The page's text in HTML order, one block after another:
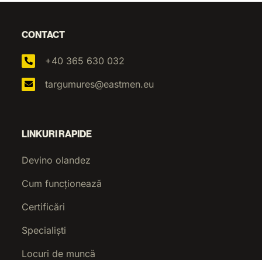
CONTACT
+40 365 630 032
targumures@eastmen.eu
LINKURI RAPIDE
Devino olandez
Cum funcționează
Certificări
Specialiști
Locuri de muncă